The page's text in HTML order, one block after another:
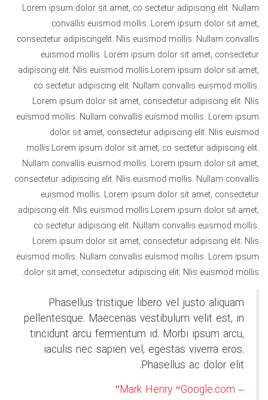
Lorem ipsum dolor sit amet, co sectetur adipiscing elit. Nullam
convallis euismod mollis. Lorem ipsum dolor sit amet,
consectetur adipiscingelit. Nlis euismod mollis. Nullam convallis
euismod mollis. Lorem ipsum dolor sit amet, consectetur
adipiscing elit. Nlis euismod mollis.Lorem ipsum dolor sit amet,
co sectetur adipiscing elit. Nullam convallis euismod mollis.
Lorem ipsum dolor sit amet, consectetur adipiscing elit. Nlis
euismod mollis. Nullam convallis euismod mollis. Lorem ipsum
dolor sit amet, consectetur adipiscing elit. Nlis euismod
mollis.Lorem ipsum dolor sit amet, co sectetur adipiscing elit.
Nullam convallis euismod mollis. Lorem ipsum dolor sit amet,
consectetur adipiscing elit. Nlis euismod mollis. Nullam convallis
euismod mollis. Lorem ipsum dolor sit amet, consectetur
adipiscing elit. Nlis euismod mollis.Lorem ipsum dolor sit amet,
co sectetur adipiscing elit. Nullam convallis euismod mollis.
Lorem ipsum dolor sit amet, consectetur adipiscing elit. Nlis
euismod mollis. Nullam convallis euismod mollis. Lorem ipsum
dolor sit amet, consectetur adipiscing elit. Nlis euismod mollis.
Phasellus tristique libero vel justo aliquam
pellentesque. Maecenas vestibulum velit est, in
tincidunt arcu fermentum id. Morbi ipsum arcu,
iaculis nec sapien vel, egestas viverra eros.
Phasellus ac dolor elit.
– Mark Henry “Google.com”